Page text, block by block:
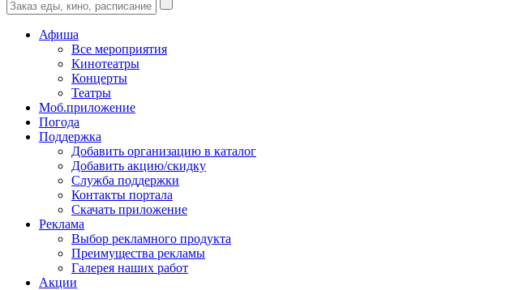
Афиша
Все мероприятия
Кинотеатры
Концерты
Театры
Моб.приложение
Погода
Поддержка
Добавить организацию в каталог
Добавить акцию/скидку
Служба поддержки
Контакты портала
Скачать приложение
Реклама
Выбор рекламного продукта
Преимущества рекламы
Галерея наших работ
Акции